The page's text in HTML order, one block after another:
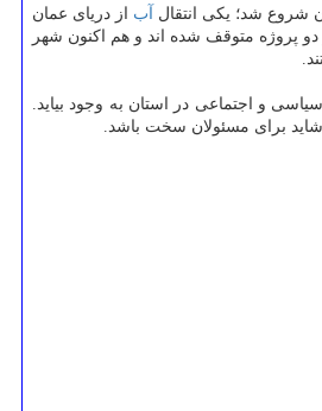
شروع شد؛ یکی انتقال آب از دریای عمان
دو پروژه متوقف شده اند و هم اکنون شهر
و اجتماعی در استان به وجود بیاید.
برای مسئولان سخت باشد.